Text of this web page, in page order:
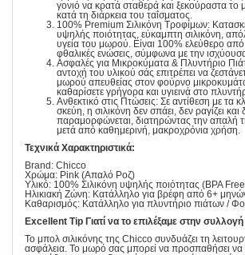
γονιό να κρατά σταθερά και ξεκούραστα το
κατά τη διάρκεια του ταΐσματος.
100% Premium Σιλικόνη Τροφίμων:
υψηλής ποιότητας, εύκαμπτη σιλικόνη,
υγεία του μωρού. Είναι 100% ελεύθερο
φθαλικές ενώσεις, σύμφωνα με την
Ασφαλές για Μικροκύματα & Πλυντήριο
αντοχή του υλικού σάς επιτρέπει να
μωρού απευθείας στον φούρνο
καθαρίσετε γρήγορα και υγιεινά στο
Ανθεκτικό στις Πτώσεις: Σε αντίθεση με τα
σκεύη, η σιλικόνη δεν σπάει, δεν ραγίζει και
παραμορφώνεται, διατηρώντας την απαλή
μετά από καθημερινή, μακροχρόνια χρήση.
Τεχνικά Χαρακτηριστικά:
Brand: Chicco
Χρώμα: Pink (Απαλό Ροζ)
Υλικό: 100% Σιλικόνη υψηλής ποιότητας (BPA
Ηλικιακή Ζώνη: Κατάλληλο για βρέφη από 6+
Καθαρισμός: Κατάλληλο για πλυντήριο πιάτων /
Excellent Tip Γιατί να το επιλέξαμε στην
Το μπολ σιλικόνης της Chicco συνδυάζει τη
ασφάλεια. Το μωρό σας μπορεί να προσπαθήσει να